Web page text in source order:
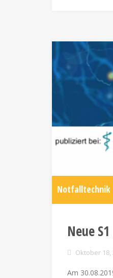
Notfalltechnik
Neue
Oktober 18,
Am